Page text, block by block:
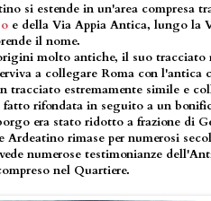
si estende in un'area compresa
e della Via Appia Antica, lungo la
il nome.
molto antiche, il suo tracciato
a collegare Roma con
tracciato estremamente simile e
fatto rifondata in seguito a un
era stato ridotto a frazione di
Ardeatino rimase per numerosi
numerose testimonianze
nel Quartiere.